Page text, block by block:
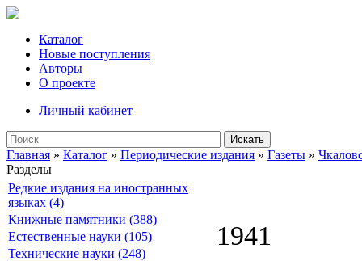
Каталог
Новые поступления
Авторы
О проекте
Личный кабинет
Искать
Главная » Каталог » Периодические издания » Газеты »
Разделы
Редкие издания на иностранных
языках (4)
Книжные памятники (388)
Естественные науки (105)
Технические науки (248)
1941